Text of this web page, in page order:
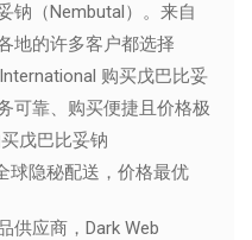
钠（Nembutal）。来自
地的许多客户都选择
购买戊巴比妥
可靠、购买便捷且价格极
戊巴比妥钠
球隐秘配送，价格最优
供应商，Dark Web